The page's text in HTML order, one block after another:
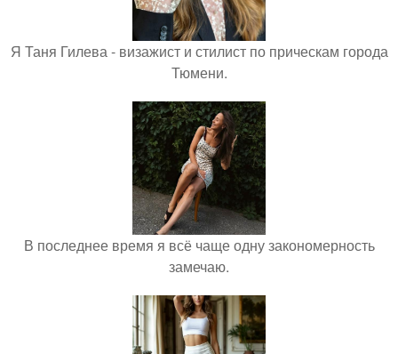
Я Таня Гилева - визажист и стилист по прическам города
Тюмени.
В последнее время я всё чаще одну закономерность
замечаю.